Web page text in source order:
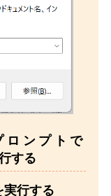
ロンプトで
する
行する